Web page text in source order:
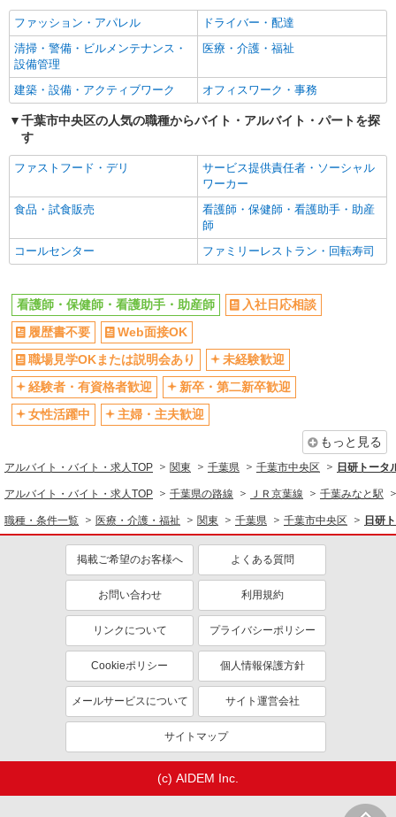
有料老人ホームでの夜専看護師
1夜勤：26,000円
詳細を見る
株式会社kotrio /●SW-S-2080108
蘇我駅近く☆病院での看護助手♪週3日OKのパ
時給1550円〜2312円 ＜交通費全支給(ガソリ
ン代含む)＞
千葉市中央区
キープ 詳細を見る
派遣社員
株式会社トラストグロース 新宿本社 第1営業部
有料老人ホームでの看護師
時給：2300円〜 ※資格や経験などによる
千葉県千葉市中央区
キープ 詳細を見る
株式会社kotrio /●CB-H-1524758
千葉中央駅★綺麗な医療機関でナースさんのお
手伝い♪面接ナシ
時給1500円〜2250円 ＜日払い有/経験者優遇/
交通費全支給・駐車場あり＞
千葉市中央区亀井町 千葉市美術館の近く
キープ 詳細を見る
株式会社トラストグロース 新宿本社 第1営業部
デイサービスでの看護師
時給：准看護師2200円〜/看護師2300円〜 ※資
格や経験などによる
入社日応相談
履歴書不要
Web面接OK
職場見学OKまたは説明会あり
未経験歓迎
新卒・第二新卒歓迎
女性活躍中
主婦・主夫歓迎
フリーター歓迎
学歴不問
ミドル（40代～）活躍中
エルダー（50代～）活躍中
昇給あり
週払い
週2～3日勤務OK
10時～勤務OK
16時前退社OK
時間や曜日が選べる・シフト自由
深夜
禁煙・分煙
残業ほぼなし
転勤なし
登録制
交通費支給
社割・特典あり
研修制度あり
資格取得支援制度あり
同じ職種から求人を探す
同じ特徴から求人を探す
未経験歓迎
ミドル（40代～）活躍中
週2～3日勤務OK
社会保険あり
ファッション・アパレル
ドライバー・配達
清掃・警備・ビルメンテナンス・
設備管理
医療・介護・福祉
建築・設備・アクティブワーク オフィスワーク・事務
千葉市中央区の人気の職種からバイト・アルバイト・パートを探
す
ファストフード・デリ
サービス提供責任者・ソーシャル
ワーカー
食品・試食販売
看護師・保健師・看護助手・助産
師
コールセンター
ファミリーレストラン・回転寿司
看護師・保健師・看護助手・助産師
入社日応相談
履歴書不要
Web面接OK
職場見学OKまたは説明会あり
未経験歓迎
経験者・有資格者歓迎
新卒・第二新卒歓迎
女性活躍中
主婦・主夫歓迎
もっと見る
アルバイト・バイト・求人TOP 関東 千葉県 千葉市中央区 日研トータ
アルバイト・バイト・求人TOP 千葉県の路線 ＪＲ京葉線 千葉みなと駅
職種・条件一覧 医療・介護・福祉 関東 千葉県 千葉市中央区 日研
掲載ご希望のお客様へ よくある質問
お問い合わせ 利用規約
リンクについて プライバシーポリシー
Cookieポリシー 個人情報保護方針
メールサービスについて サイト運営会社
サイトマップ
(c) AIDEM Inc.